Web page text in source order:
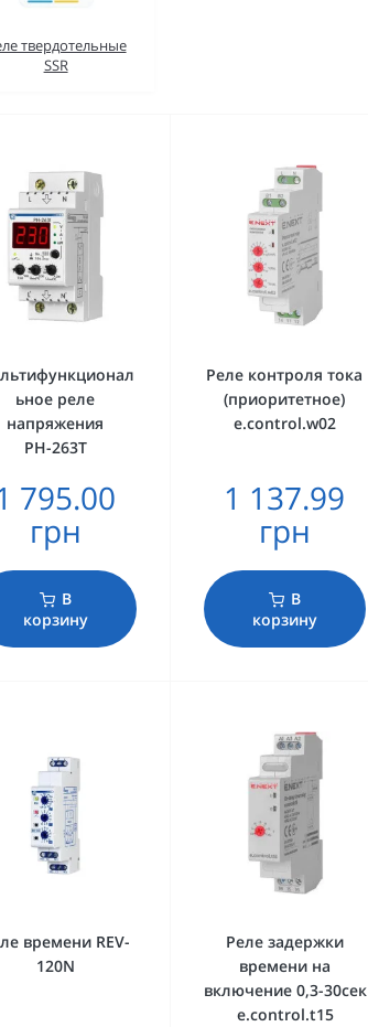
твердотельные
SSR
ьное реле
напряжения
РН-263Т
795.00
грн
В
корзину
Реле контроля тока
(приоритетное)
e.control.w02
1 137.99
грн
В
корзину
времени REV-
120N
Реле задержки
времени на
включение 0,3-30сек
e.control.t15